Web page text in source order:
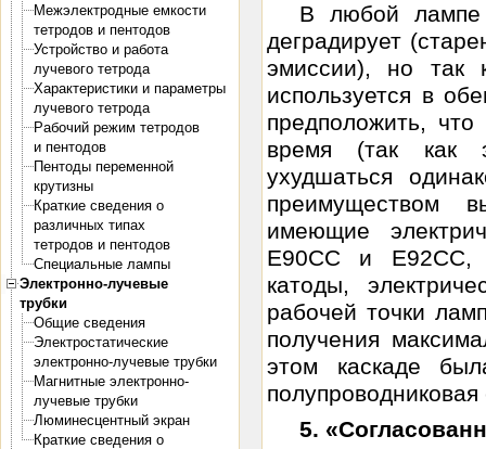
Межэлектродные емкости
тетродов и пентодов
Устройство и работа
лучевого тетрода
Характеристики и параметры
лучевого тетрода
Рабочий режим тетродов
и пентодов
Пентоды переменной
крутизны
Краткие сведения о
различных типах
тетродов и пентодов
Специальные лампы
Электронно-лучевые
трубки
Общие сведения
Электростатические
электронно-лучевые трубки
Магнитные электронно-
лучевые трубки
Люминесцентный экран
Краткие сведения о
В любой лампе
деградирует
эмиссии), но так
используется в
предположить,
время (так как
ухудшаться
преимуществом
имеющие
Е90СС и Е92СС, в
катоды,
рабочей точки
получения
этом каскаде
5.